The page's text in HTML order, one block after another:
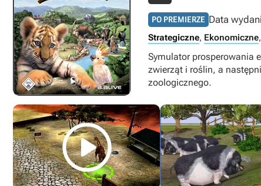
PO PREMIERZE Data
Strategiczne, Ekonomiczne,
Symulator prosperowania
zwierząt i roślin, a
zoologicznego.
